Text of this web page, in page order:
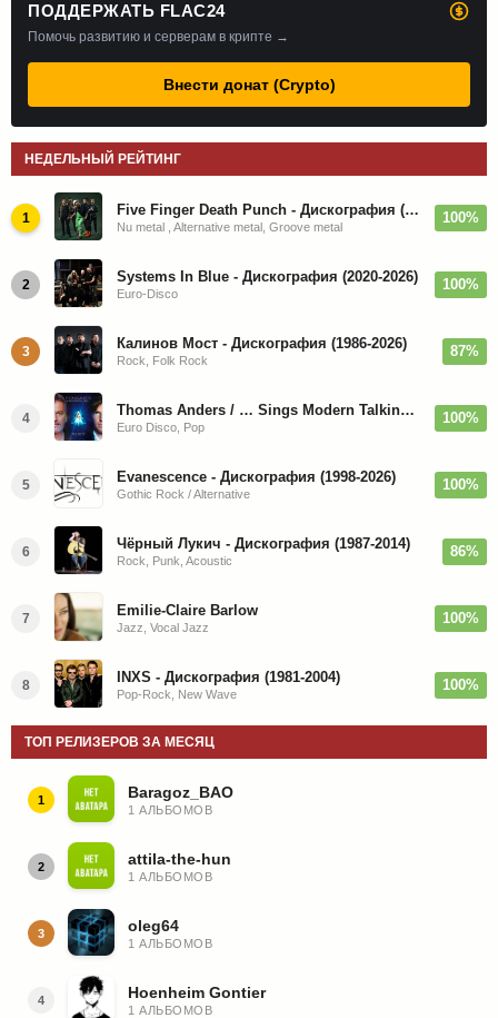
ПОДДЕРЖАТЬ FLAC24
Помочь развитию и серверам в крипте →
Внести донат (Crypto)
НЕДЕЛЬНЫЙ РЕЙТИНГ
1 Five Finger Death Punch - Дискография (2008-2026)
Nu metal , Alternative metal, Groove metal
100%
2 Systems In Blue - Дискография (2020-2026)
Euro-Disco
100%
3 Калинов Мост - Дискография (1986-2026)
Rock, Folk Rock
87%
4 Thomas Anders / … Sings Modern Talking: The Best hi-res
Euro Disco, Pop
100%
5 Evanescence - Дискография (1998-2026)
Gothic Rock / Alternative
100%
6 Чёрный Лукич - Дискография (1987-2014)
Rock, Punk, Acoustic
86%
7 Emilie-Claire Barlow
Jazz, Vocal Jazz
100%
8 INXS - Дискография (1981-2004)
Pop-Rock, New Wave
100%
ТОП РЕЛИЗЕРОВ ЗА МЕСЯЦ
1 Baragoz_BAO
1 АЛЬБОМОВ
2 attila-the-hun
1 АЛЬБОМОВ
3 oleg64
1 АЛЬБОМОВ
4 Hoenheim Gontier
1 АЛЬБОМОВ